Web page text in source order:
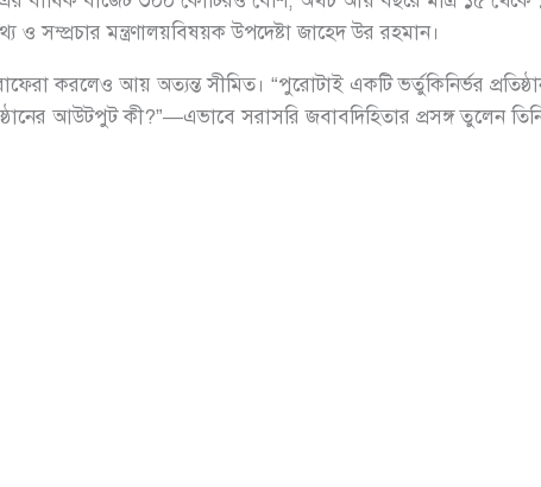
ও সম্প্রচার মন্ত্রণালয়বিষয়ক উপদেষ্টা জাহেদ উর রহমান।
করলেও আয় অত্যন্ত সীমিত। “পুরোটাই একটি ভর্তুকিনির্ভর
আউটপুট কী?”—এভাবে সরাসরি জবাবদিহিতার প্রসঙ্গ তুলেন